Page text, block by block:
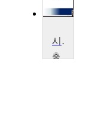
시민사회와 거버넌스
충